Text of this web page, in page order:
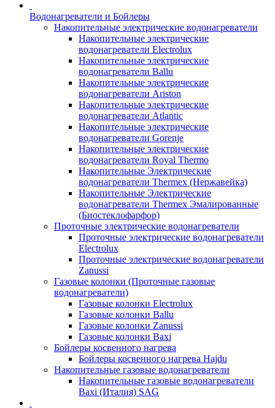
Водонагреватели и Бойлеры
Накопительные электрические водонагреватели
Накопительные электрические
водонагреватели Electrolux
Накопительные электрические
водонагреватели Ballu
Накопительные электрические
водонагреватели Ariston
Накопительные электрические
водонагреватели Atlantic
Накопительные электрические
водонагреватели Gorenje
Накопительные электрические
водонагреватели Royal Thermo
Накопительные Электрические
водонагреватели Thermex (Нержавейка)
Накопительные Электрические
водонагреватели Thermex Эмалированные
(Биостеклофарфор)
Проточные электрические водонагреватели
Проточные электрические водонагреватели
Electrolux
Проточные электрические водонагреватели
Zanussi
Газовые колонки (Проточные газовые
водонагреватели)
Газовые колонки Electrolux
Газовые колонки Ballu
Газовые колонки Zanussi
Газовые колонки Baxi
Бойлеры косвенного нагрева
Бойлеры косвенного нагрева Hajdu
Накопительные газовые водонагреватели
Накопительные газовые водонагреватели
Baxi (Италия) SAG